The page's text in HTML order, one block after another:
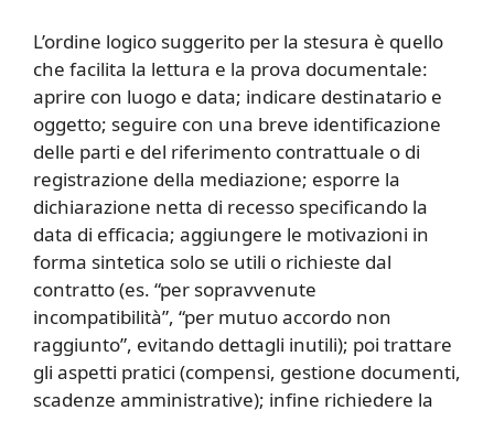
L’ordine logico suggerito per la stesura è quello
che facilita la lettura e la prova documentale:
aprire con luogo e data; indicare destinatario e
oggetto; seguire con una breve identificazione
delle parti e del riferimento contrattuale o di
registrazione della mediazione; esporre la
dichiarazione netta di recesso specificando la
data di efficacia; aggiungere le motivazioni in
forma sintetica solo se utili o richieste dal
contratto (es. “per sopravvenute
incompatibilità”, “per mutuo accordo non
raggiunto”, evitando dettagli inutili); poi trattare
gli aspetti pratici (compensi, gestione documenti,
scadenze amministrative); infine richiedere la